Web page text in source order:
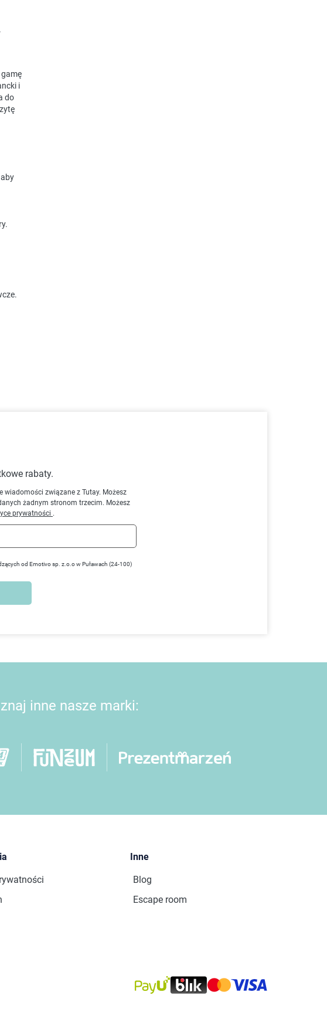
i
do
rabaty.
wiadomości związane z Tutay. Możesz
żadnym stronom trzecim. Możesz
prywatności .
od Emotivo sp. z.o.o w Puławach (24-100)
inne nasze marki:
Inne
Blog
Escape room